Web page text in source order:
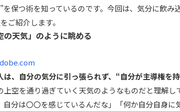
を保つ術を知っているのです。今回は、気分に飲
ご紹介します。
の天気」のように眺める
は、自分の気分に引っ張られず、“自分が主導権を
上空を通り過ぎていく天気のようなものだと理解し
自分は〇〇を感じているんだな」「何か自分自身に